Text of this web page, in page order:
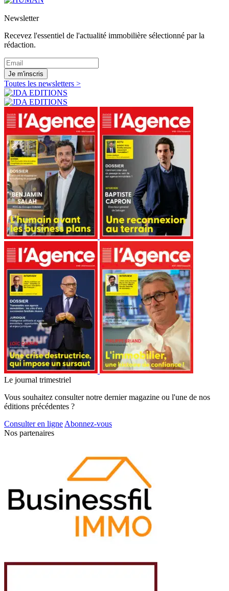
Newsletter
Recevez l'essentiel de l'actualité immobilière sélectionné par la
rédaction.
Je m'inscris
Toutes les newsletters >
Le journal trimestriel
Vous souhaitez consulter notre dernier magazine ou l'une de nos
éditions précédentes ?
Consulter en ligneAbonnez-vous
Nos partenaires